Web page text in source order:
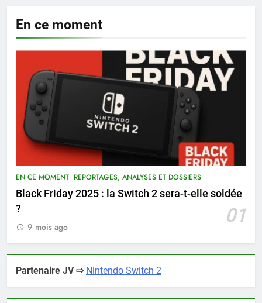
En ce moment
EN CE MOMENT REPORTAGES, ANALYSES ET DOSSIERS
Black Friday 2025 : la Switch 2 sera-t-elle soldée
?
01
9 mois ago
Partenaire JV ⇨ Nintendo Switch 2